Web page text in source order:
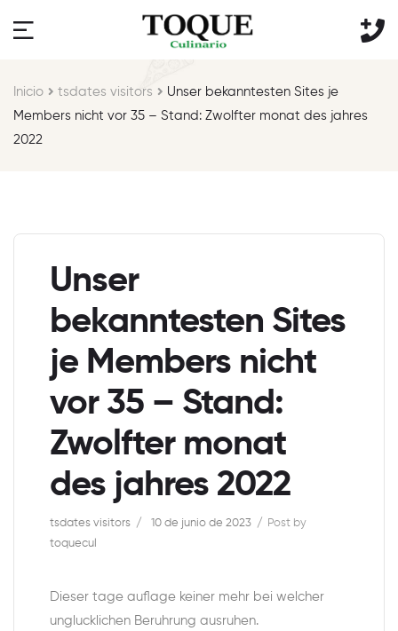
Inicio tsdates visitors
Unser bekanntesten Sites je
Members nicht vor 35 – Stand: Zwolfter monat des jahres
2022
Unser
bekanntesten Sites
je Members nicht
vor 35 – Stand:
Zwolfter monat
des jahres 2022
tsdates visitors 10 de junio de 2023
Post by
toquecul
Dieser tage auflage keiner mehr bei welcher
unglucklichen Beruhrung ausruhen.